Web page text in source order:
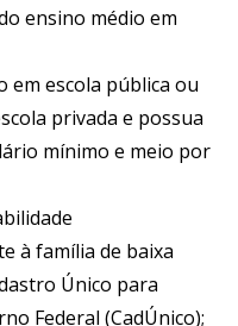
ensino médio em
em escola pública ou
privada e possua
mínimo e meio por
à família de baixa
Único para
Federal (CadÚnico);